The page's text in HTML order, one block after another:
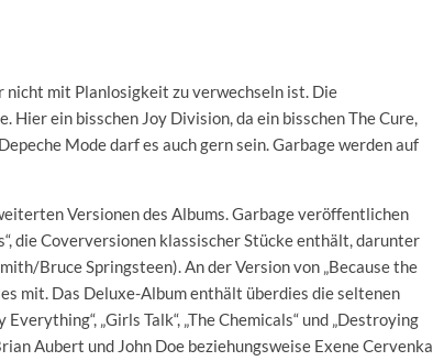
mit Planlosigkeit zu verwechseln ist. Die
ein bisschen Joy Division, da ein bisschen The Cure,
Mode darf es auch gern sein. Garbage werden auf
Versionen des Albums. Garbage veröffentlichen
die Coverversionen klassischer Stücke enthält, darunter
Bruce Springsteen). An der Version von „Because the
mit. Das Deluxe-Album enthält überdies die seltenen
„Girls Talk“, „The Chemicals“ und „Destroying
Aubert und John Doe beziehungsweise Exene Cervenka